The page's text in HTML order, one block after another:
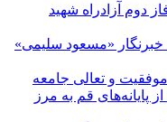
فاز دوم آزادراه شهید
خبرنگار «مسعود سلیمی»
اربعین از پایانه‌های قم به مرز